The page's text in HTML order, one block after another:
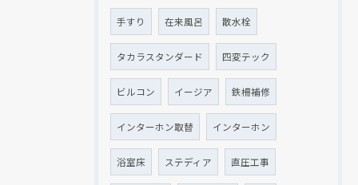
手すり 在来風呂 散水栓
タカラスタンダード 四変テック
ビルコン イージア 鉄柵補修
インターホン取替 インターホン
浴室床 ステディア 直圧工事